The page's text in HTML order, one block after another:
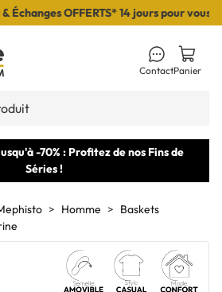
OFFERTS* 14 jours pour vous
ContactPanier
-70% : Profitez de nos Fins de
Séries !
Homme
Baskets